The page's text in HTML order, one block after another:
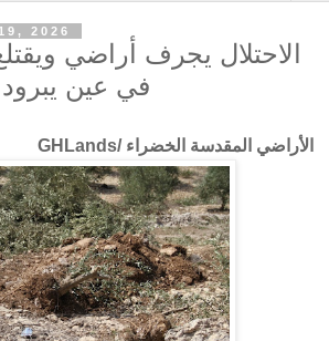
2026
الاحتلال يجرف أراضي
في عين
الأراضي المقدسة الخضراء /GHLands